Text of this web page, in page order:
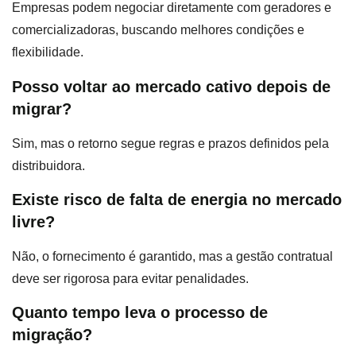
Empresas podem negociar diretamente com geradores e
comercializadoras, buscando melhores condições e
flexibilidade.
Posso voltar ao mercado cativo depois de
migrar?
Sim, mas o retorno segue regras e prazos definidos pela
distribuidora.
Existe risco de falta de energia no mercado
livre?
Não, o fornecimento é garantido, mas a gestão contratual
deve ser rigorosa para evitar penalidades.
Quanto tempo leva o processo de
migração?